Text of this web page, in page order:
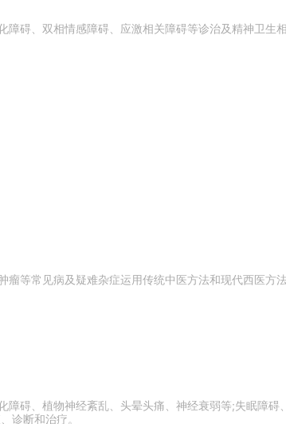
碍、双相情感障碍、应激相关障碍等诊治及精神卫生
等常见病及疑难杂症运用传统中医方法和现代西医方法
碍、植物神经紊乱、头晕头痛、神经衰弱等;失眠障
诊断和治疗。